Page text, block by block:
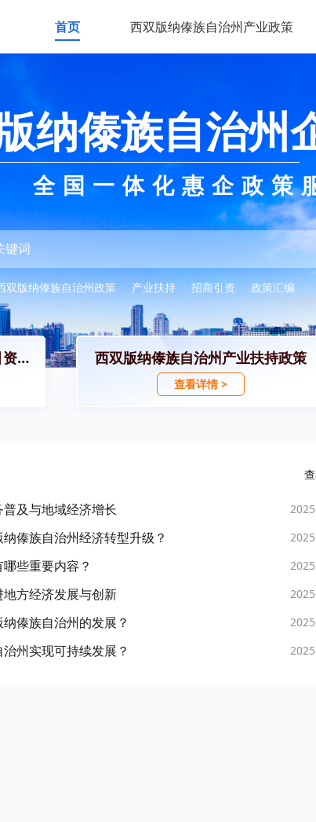
首页 西双版纳傣族自治州产业政策
纳傣族自治州
全国一体化惠企政策
双版纳傣族自治州政策 产业扶持 招商引资 政策汇编
西双版纳傣族自治州园区招商引资政策 西双版纳傣族自治州产业扶持政策
查看详情 >
及与地域经济增长
傣族自治州经济转型升级？
些重要内容？
方经济发展与创新
傣族自治州的发展？
州实现可持续发展？